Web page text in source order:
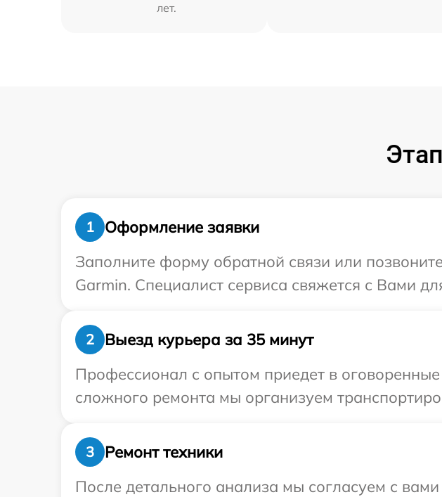
лет.
1
Оформление заявки
Заполните форму обратной связи или
Garmin. Специалист сервиса свяжется с Вами
2
Выезд курьера за 35 минут
Профессионал с опытом приедет в
сложного ремонта мы организуем
3
Ремонт техники
После детального анализа мы согласуем с